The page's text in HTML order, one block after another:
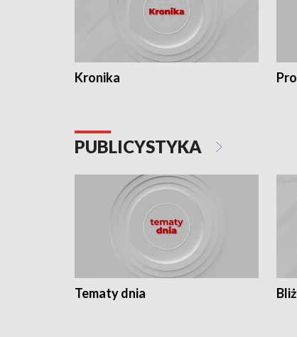
Kronika
PUBLICYSTYKA
Tematy dnia